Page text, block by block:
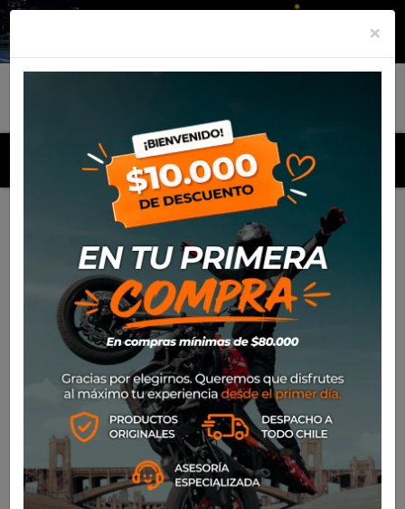
MENU
Productos
Neumático Rinaldi 400*17 SH31 Cap. B
×